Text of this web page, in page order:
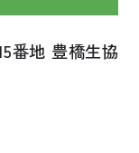
番地 豊橋生協